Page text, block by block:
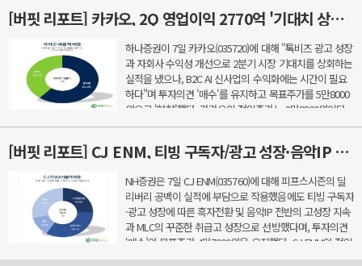
[버핏 리포트] 카카오, 2Q 영업이익 2770억 '기대치 상회'…AI 수익화 시간 필요 - 하나
하나증권이 7일 카카오(035720)에 대해 "톡비즈 광고 성장
과 자회사 수익성 개선으로 2분기 시장 기대치를 상회하는
실적을 냈으나, B2C AI 신사업의 수익화에는 시간이 필요
하다"며 투자의견 '매수'를 유지하고 목표주가를 5만8000
원으로 '하향'했다. 카카오의 전일종가는 3만8300원이다.
이준호 하나증권 애널리스트는 2분기 호실적 요...
[버핏 리포트] CJ ENM, 티빙 구독자/광고 성장·음악IP 고성장·MLC 취급고 성장으로 2Q 실적 선방 – NH
NH증권은 7일 CJ ENM(035760)에 대해 피프스시즌의 딜
리버리 공백이 실적에 부담으로 작용했음에도 티빙 구독자
·광고 성장에 따른 흑자전환 및 음악IP 전반의 고성장 지속
과 MLC의 꾸준한 취급고 성장으로 선방했다며, 투자의견
‘매수’와 목표주가 4만7000원을 유지했다. CJ ENM의 전일
종가는 3만4100원이다.이화정 NH증권 애널리스트는 &...